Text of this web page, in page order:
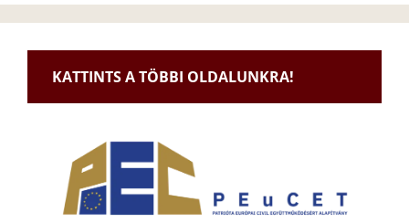
KATTINTS A TÖBBI OLDALUNKRA!